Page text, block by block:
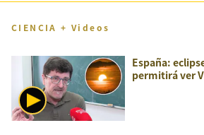
CIENCIA + Videos
España:
permitirá ver